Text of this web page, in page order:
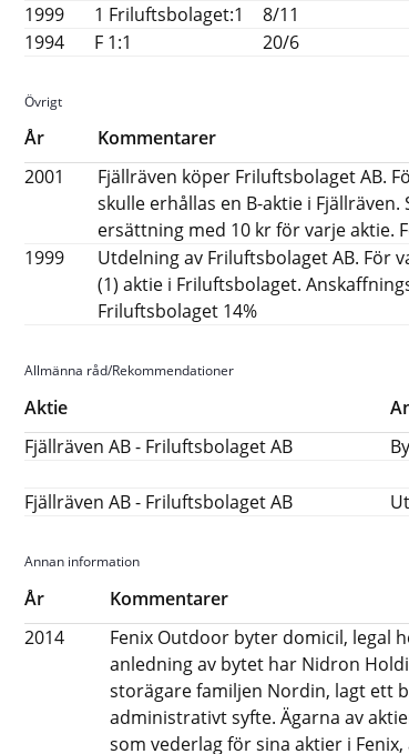
1999
1 Friluftsbolaget:1
8/11
1994
F 1:1 20/6
Övrigt
År
Kommentarer
2001
Fjällräven köper Friluftsbolaget AB.
skulle erhållas en B-aktie i
ersättning med 10 kr för varje aktie.
1999
Utdelning av Friluftsbolaget AB. För
(1) aktie i Friluftsbolaget.
Friluftsbolaget 14%
Allmänna råd/Rekommendationer
Aktie
Fjällräven AB - Friluftsbolaget AB
Fjällräven AB - Friluftsbolaget AB
Annan information
År
Kommentarer
2014
Fenix Outdoor byter domicil, legal
anledning av bytet har Nidron
storägare familjen Nordin, lagt ett
administrativt syfte. Ägarna av
som vederlag för sina aktier i